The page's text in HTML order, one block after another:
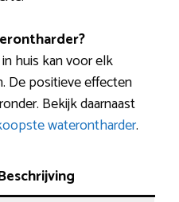
huis kan voor elk
De positieve effecten
Bekijk daarnaast
waterontharder.